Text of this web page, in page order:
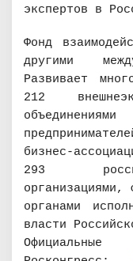
экспертов в
Фонд
другими
Развивает
212
бизнес-
293
организациями,
органами
власти